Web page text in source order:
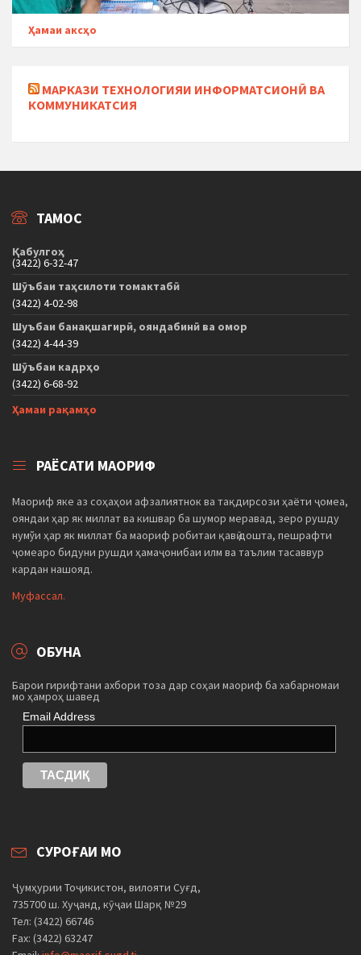
Ҳамаи аксҳо
МАРКАЗИ ТЕХНОЛОГИЯИ ИНФОРМАТСИОНӢ ВА
КОММУНИКАТСИЯ
ТАМОС
Қабулгоҳ
(3422) 6-32-47
Шӯъбаи таҳсилоти томактабӣ
(3422) 4-02-98
Шуъбаи банақшагирӣ, ояндабинӣ ва омор
(3422) 4-44-39
Шӯъбаи кадрҳо
(3422) 6-68-92
Ҳамаи рақамҳо
РАЁСАТИ МАОРИФ
Маориф яке аз соҳаҳои афзалиятнок ва тақдирсози ҳаёти ҷомеа,
ояндаи ҳар як миллат ва кишвар ба шумор меравад, зеро рушду
нумўи ҳар як миллат ба маориф робитаи қавӣ дошта, пешрафти
ҷомеаро бидуни рушди ҳамаҷонибаи илм ва таълим тасаввур
кардан нашояд.
Муфассал.
ОБУНА
Барои гирифтани ахбори тоза дар соҳаи маориф ба хабарномаи
мо ҳамроҳ шавед
Email Address
СУРОҒАИ МО
Ҷумҳурии Тоҷикистон, вилояти Суғд,
735700 ш. Хуҷанд, кӯҷаи Шарқ №29
Тел: (3422) 66746
Fax: (3422) 63247